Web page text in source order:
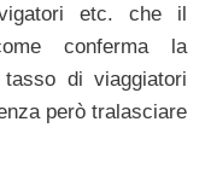
etc. che il
conferma la
di viaggiatori
però tralasciare